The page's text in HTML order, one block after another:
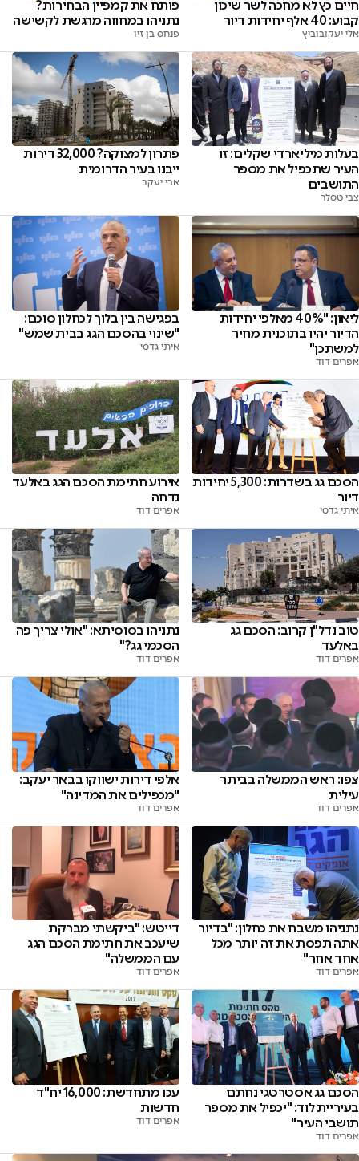
חיים כץ לא מחכה לשר שיכון
קבוע: 40 אלף יחידות דיור
אלי יעקובוביץ
פותח את קמפיין הבחירות?
נתניהו במחווה מרגשת לקשישה
פנחס בן זיו
בעלות מיליארדי שקלים: זו
העיר שתכפיל את מספר
התושבים
צבי טסלר
פתרון למצוקה? 32,000 דירות
ייבנו בעיר הדרומית
אבי יעקב
ליאון: "40% מאלפי יחידות
הדיור יהיו בתוכנית מחיר
למשתכן"
אפרים דוד
בפגישה בין בלוך לכחלון סוכם:
"שינוי בהסכם הגג בבית שמש"
איתי גדסי
הסכם גג בשדרות: 5,300 יחידות
דיור
איתי גדסי
אירוע חתימת הסכם הגג באלעד
נדחה
אפרים דוד
טוב נדל"ן קרוב: הסכם גג
באלעד
אפרים דוד
נתניהו בסוסיתא: "אולי צריך פה
הסכמי גג?"
אפרים דוד
צפו: ראש הממשלה בביתר
עילית
אפרים דוד
אלפי דירות ישווקו בבאר יעקב:
"מכפילים את המדינה"
אפרים דוד
נתניהו משבח את כחלון: "בדיור
אתה תפסת את זה יותר מכל
אחד אחר"
אפרים דוד
דייטש: "ביקשתי מברקת
שיעכב את חתימת הסכם הגג
עם הממשלה"
אפרים דוד
הסכם גג אסטרטגי נחתם
בעיריית לוד: "יכפיל את מספר
תושבי העיר"
אפרים דוד
עכו מתחדשת: 16,000 יח"ד
חדשות
אפרים דוד